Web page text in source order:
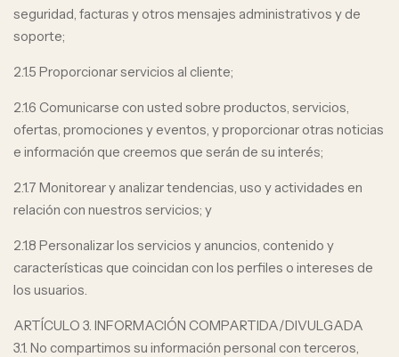
seguridad, facturas y otros mensajes administrativos y de
soporte;
2.1.5 Proporcionar servicios al cliente;
2.1.6 Comunicarse con usted sobre productos, servicios,
ofertas, promociones y eventos, y proporcionar otras noticias
e información que creemos que serán de su interés;
2.1.7 Monitorear y analizar tendencias, uso y actividades en
relación con nuestros servicios; y
2.1.8 Personalizar los servicios y anuncios, contenido y
características que coincidan con los perfiles o intereses de
los usuarios.
ARTÍCULO 3. INFORMACIÓN COMPARTIDA/DIVULGADA
3.1. No compartimos su información personal con terceros,